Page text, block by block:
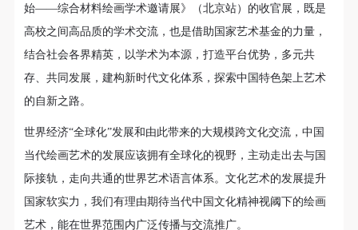
始——综合材料绘画学术邀请展》（北京站）的收官展，既是
高校之间高品质的学术交流，也是借助国家艺术基金的力量，
结合社会各界精英，以学术为本源，打造平台优势，多元共
存、共同发展，建构新时代文化体系，探索中国特色架上艺术
的自新之路。
世界经济“全球化”发展和由此带来的大规模跨文化交流，中国
当代绘画艺术的发展应该拥有全球化的视野，主动走出去与国
际接轨，走向共通的世界艺术语言体系。文化艺术的发展提升
国家软实力，我们有理由期待当代中国文化精神视阈下的绘画
艺术，能在世界范围内广泛传播与交流推广。
术的空间氛围，竭诚与各单位、企业、机构、艺术家
和观众进行良好互动。以学院的学术研究为基础，积
极策划国际、国内多视角、多领域的展览、论坛及公
共教育活动，为美院师生、中外艺术家以及社会公众
提供一个交流、学习、展示的平台。作为一家公益性
单位，其开展的公共教育活动以学术性和公益性为
主。
（3）、乙方为甲方拍摄中央美术学院公共教育部所
二、拍摄内容、使用形式、使用地域范围
术的空间氛围，竭诚与各单位、企业、机构、艺术家
和观众进行良好互动。以学院的学术研究为基础，积
极策划国际、国内多视角、多领域的展览、论坛及公
共教育活动，为美院师生、中外艺术家以及社会公众
提供一个交流、学习、展示的平台。作为一家公益性
单位，其开展的公共教育活动以学术性和公益性为
主。
（3）、乙方为甲方拍摄中央美术学院公共教育部所
二、拍摄内容、使用形式、使用地域范围
术的空间氛围，竭诚与各单位、企业、机构、艺术家
和观众进行良好互动。以学院的学术研究为基础，积
极策划国际、国内多视角、多领域的展览、论坛及公
共教育活动，为美院师生、中外艺术家以及社会公众
提供一个交流、学习、展示的平台。作为一家公益性
单位，其开展的公共教育活动以学术性和公益性为
主。
（3）、乙方为甲方拍摄中央美术学院公共教育部所
二、拍摄内容、使用形式、使用地域范围